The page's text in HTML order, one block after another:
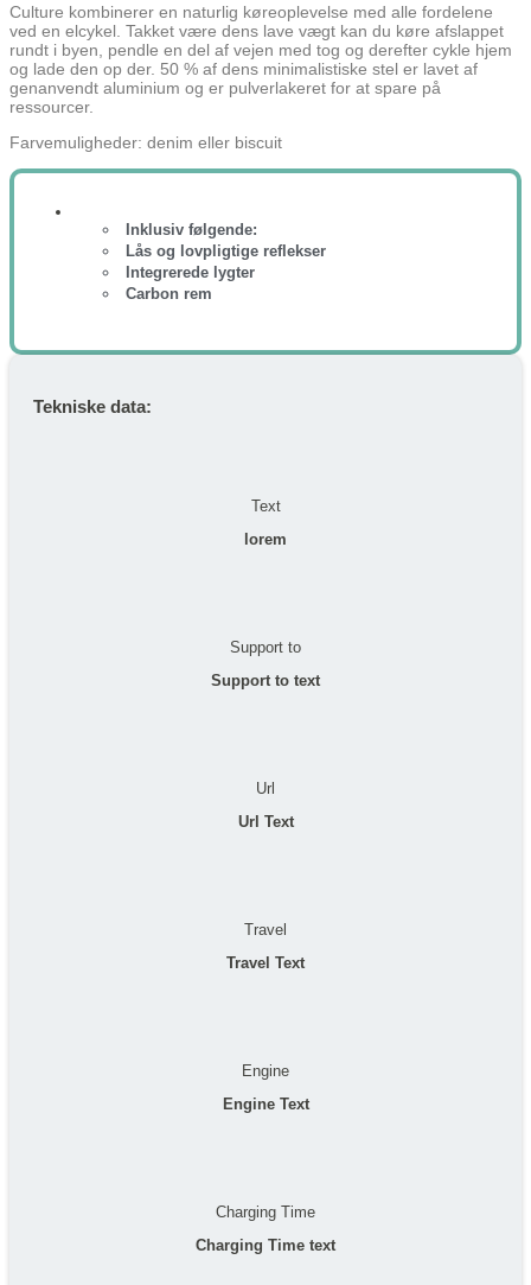
År 3 184 kr 184 kr
Gennemsnit 309 kr 309 kr
Lær mere hvordan JOOLL fungerer
Culture kombinerer en naturlig køreoplevelse med alle fordelene
ved en elcykel. Takket være dens lave vægt kan du køre afslappet
rundt i byen, pendle en del af vejen med tog og derefter cykle hjem
og lade den op der. 50 % af dens minimalistiske stel er lavet af
genanvendt aluminium og er pulverlakeret for at spare på
ressourcer.
Farvemuligheder: denim eller biscuit
Inklusiv følgende:
Lås og lovpligtige reflekser
Integrerede lygter
Carbon rem
Tekniske data:
Text
lorem
Support to
Support to text
Url
Url Text
Travel
Travel Text
Engine
Engine Text
Charging Time
Charging Time text